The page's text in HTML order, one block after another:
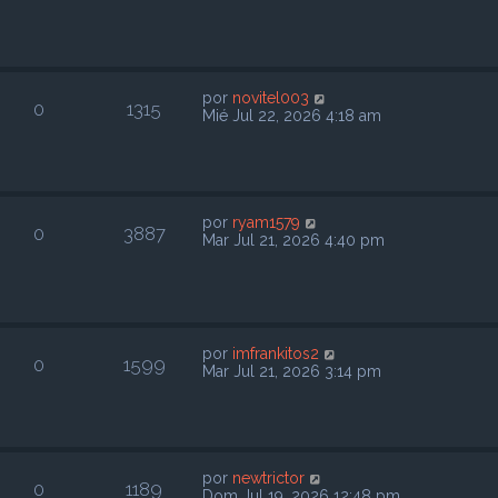
0 1315 por novitel003
Mié Jul 22, 2026 4:18 am
0 3887 por ryam1579
Mar Jul 21, 2026 4:40 pm
0 1599 por imfrankitos2
Mar Jul 21, 2026 3:14 pm
0 1189 por newtrictor